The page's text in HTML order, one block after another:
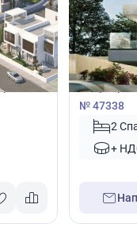
€250
Квартира
№ 47338
2
+